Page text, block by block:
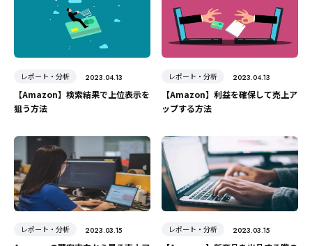
レポート・分析 2023.04.13
【Amazon】検索結果で上位表示を
狙う方法
レポート・分析 2023.04.13
【Amazon】利益を確保して売上ア
ップする方法
レポート・分析 2023.03.15 レポート・分析 2023.03.15